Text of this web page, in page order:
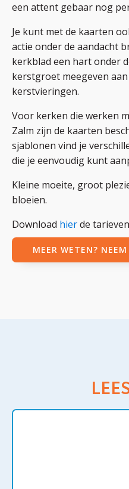
een attent gebaar nog
Je kunt met de kaarten
actie onder de aandacht
kerkblad een hart onder
kerstgroet meegeven
kerstvieringen.
Voor kerken die werken
Zalm zijn de kaarten
sjablonen vind je
die je eenvoudig kunt
Kleine moeite, groot
bloeien.
Download hierde
MEER WETEN?